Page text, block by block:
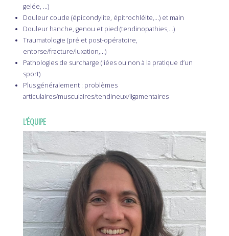
gelée, …)
Douleur coude (épicondylite, épitrochléite,…) et main
Douleur hanche, genou et pied (tendinopathies,…)
Traumatologie (pré et post-opératoire,
entorse/fracture/luxation,…)
Pathologies de surcharge (liées ou non à la pratique d’un
sport)
Plus généralement : problèmes
articulaires/musculaires/tendineux/ligamentaires
L’ÉQUIPE